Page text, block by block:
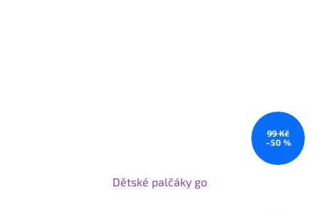
99 Kč
–50 %
Dětské palčáky go